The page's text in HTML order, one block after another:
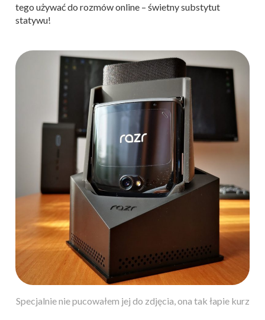
tego używać do rozmów online – świetny substytut
statywu!
Specjalnie nie pucowałem jej do zdjęcia, ona tak łapie kurz